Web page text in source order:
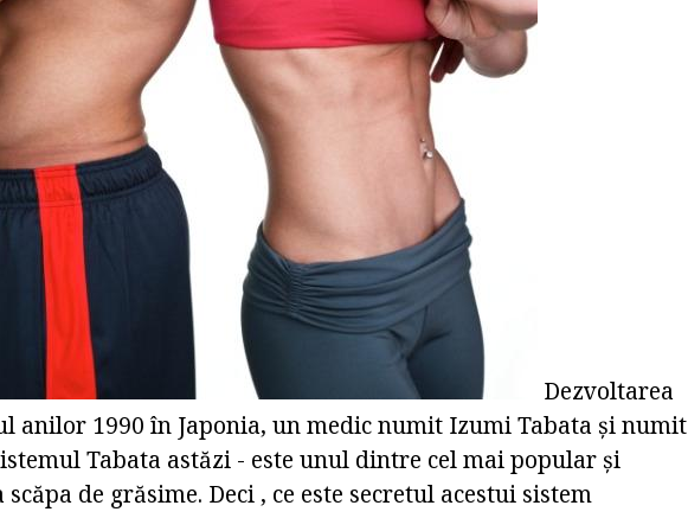
Dezvoltarea
anilor 1990 în Japonia, un medic numit Izumi Tabata și numit
Tabata astăzi - este unul dintre cel mai popular și
de grăsime. Deci , ce este secretul acestui sistem